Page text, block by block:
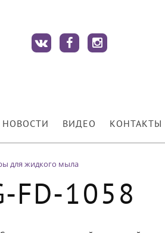
НОВОСТИ ВИДЕО КОНТАКТЫ
для жидкого мыла
FD-1058